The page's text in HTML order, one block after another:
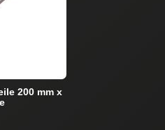
200 mm x